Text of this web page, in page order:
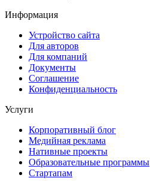
Информация
Устройство сайта
Для авторов
Для компаний
Документы
Соглашение
Конфиденциальность
Услуги
Корпоративный блог
Медийная реклама
Нативные проекты
Образовательные программы
Стартапам